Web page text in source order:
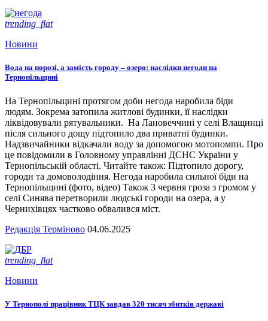
trending_flat
Новини
Вода на порозі, а замість городу – озеро: наслідки негоди на
Тернопільщині
На Тернопільщині протягом доби негода наробила біди
людям. Зокрема затопила житлові будинки, її наслідки
ліквідовували рятувальники. На Лановеччині у селі Влащинці
після сильного дощу підтопило два приватні будинки.
Надзвичайники відкачали воду за допомогою мотопомпи. Про
це повідомили в Головному управлінні ДСНС України у
Тернопільській області. Читайте також: Підтопило дорогу,
городи та домоволодіння. Негода наробила сильної біди на
Тернопільщині (фото, відео) Також 3 червня гроза з громом у
селі Синява перетворили людські городи на озера, а у
Чернихівцях частково обвалився міст.
Редакція Терміново 04.06.2025
trending_flat
Новини
У Тернополі працівник ТЦК завдав 320 тисяч збитків державі